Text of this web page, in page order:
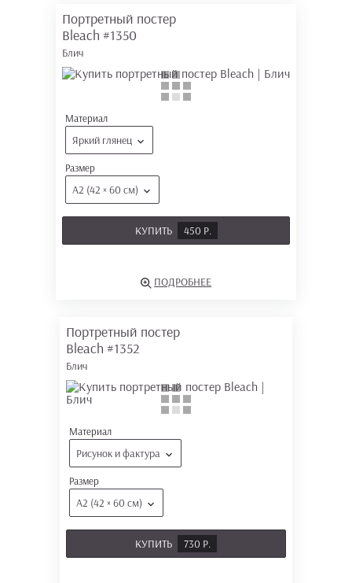
Портретный постер
Bleach #1350
Блич
Материал
Яркий глянец
Размер
А2 (42 × 60 см)
КУПИТЬ 450 Р.
ПОДРОБНЕЕ
Портретный постер
Bleach #1352
Блич
Материал
Рисунок и фактура
Размер
А2 (42 × 60 см)
КУПИТЬ 730 Р.